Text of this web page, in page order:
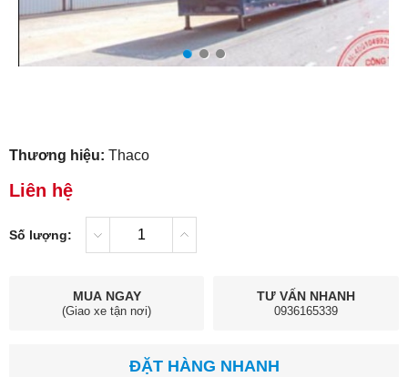
Thương hiệu: Thaco
Liên hệ
Số lượng:
MUA NGAY
(Giao xe tận nơi)
TƯ VẤN NHANH
0936165339
ĐẶT HÀNG NHANH